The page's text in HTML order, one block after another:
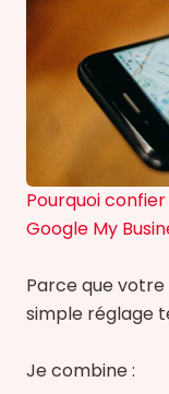
Pourquoi
Google My
Parce que votre
simple réglage
Je combine :